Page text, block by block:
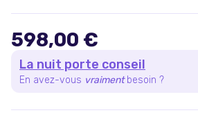
598,00 €
La nuit porte conseil
En avez-vous vraiment besoin ?